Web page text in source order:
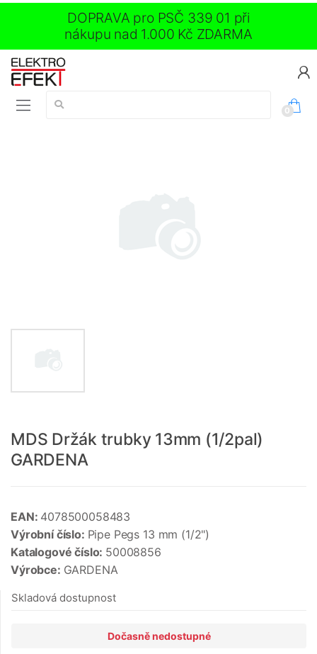
DOPRAVA pro PSČ 339 01 při
nákupu nad 1.000 Kč ZDARMA
Vyhledávání:
0
MDS Držák trubky 13mm (1/2pal)
GARDENA
EAN: 4078500058483
Výrobní číslo: Pipe Pegs 13 mm (1/2")
Katalogové číslo: 50008856
Výrobce: GARDENA
Skladová dostupnost
Dočasně nedostupné